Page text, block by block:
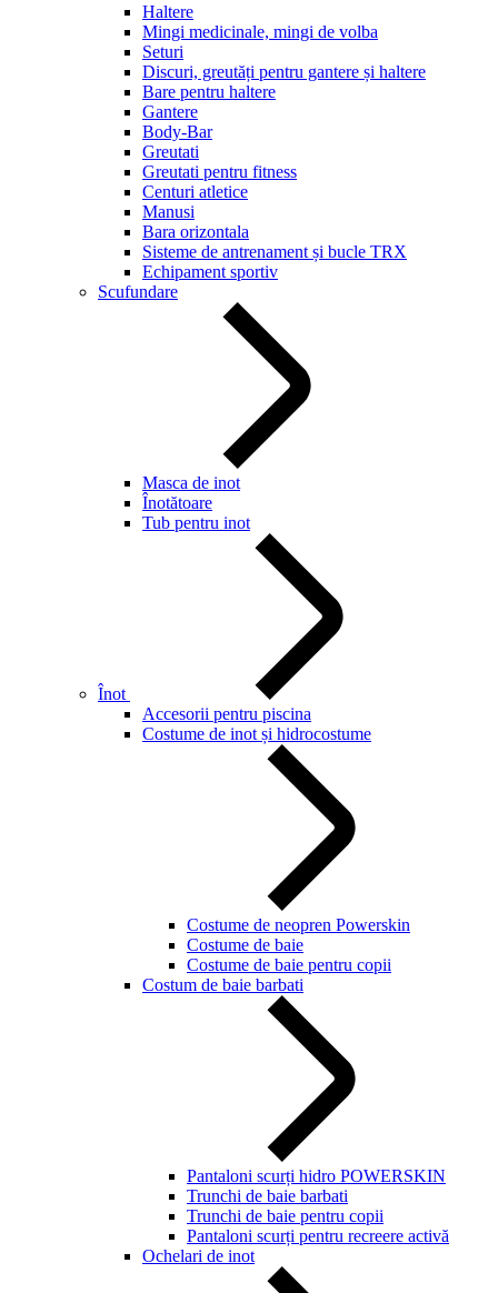
Haltere
Mingi medicinale, mingi de volba
Seturi
Discuri, greutăți pentru gantere și haltere
Bare pentru haltere
Gantere
Body-Bar
Greutati
Greutati pentru fitness
Centuri atletice
Manusi
Bara orizontala
Sisteme de antrenament și bucle TRX
Echipament sportiv
Scufundare
Masca de inot
Înotătoare
Tub pentru inot
Înot
Accesorii pentru piscina
Costume de inot și hidrocostume
Costume de neopren Powerskin
Costume de baie
Costume de baie pentru copii
Costum de baie barbati
Pantaloni scurți hidro POWERSKIN
Trunchi de baie barbati
Trunchi de baie pentru copii
Pantaloni scurți pentru recreere activă
Ochelari de inot